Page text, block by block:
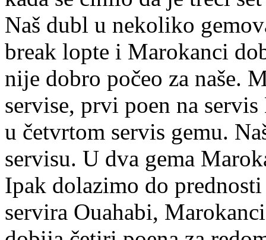
Naš dubl u nekoliko
break lopte i Marokanci
nije dobro počeo za naše.
servise, prvi poen na
u četvrtom servis gemu.
servisu. U dva gema
Ipak dolazimo do
servira Ouahabi,